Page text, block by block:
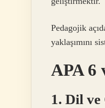
Pedagojik
yaklaşımını
APA 6
1. Dil